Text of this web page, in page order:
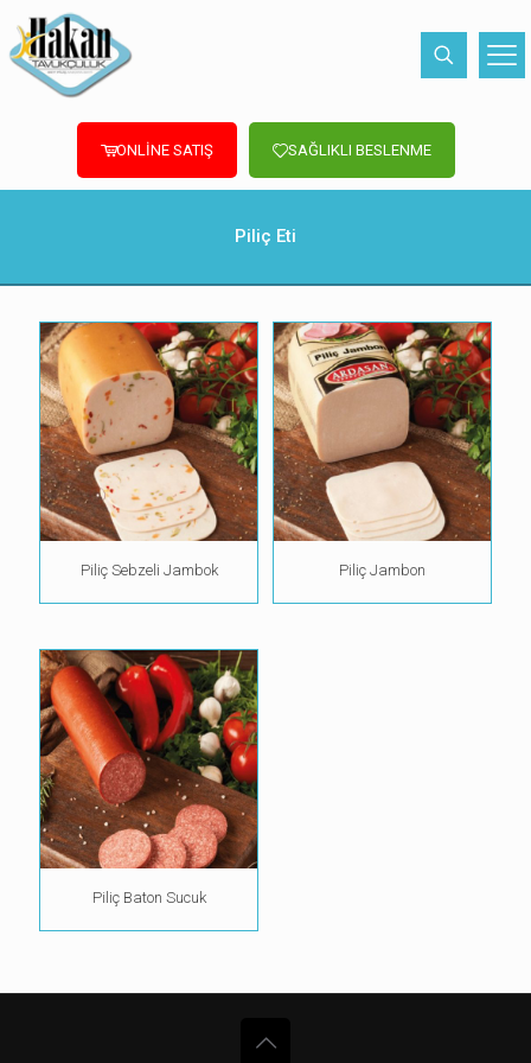
ONLİNE SATIŞ SAĞLIKLI BESLENME
Piliç Eti
Piliç Sebzeli Jambok Piliç Jambon
Piliç Baton Sucuk